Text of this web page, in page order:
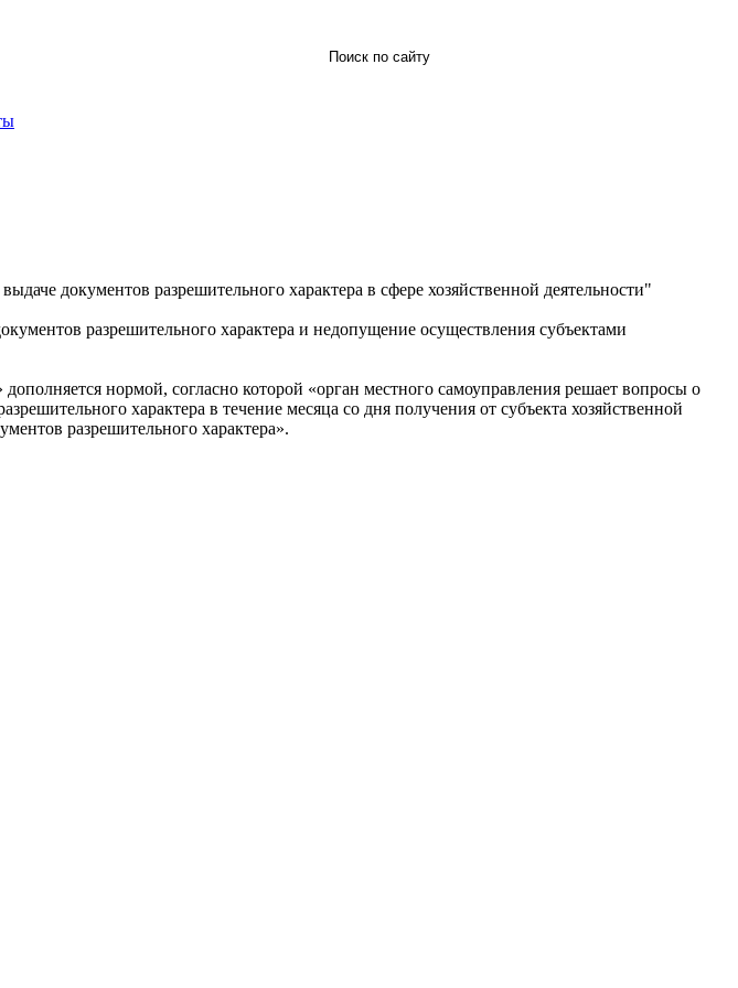
документов разрешительного характера в сфере хозяйственной деятельности"
разрешительного характера и недопущение осуществления субъектами
нормой, согласно которой «орган местного самоуправления решает вопросы о
характера в течение месяца со дня получения от субъекта хозяйственной
разрешительного характера».